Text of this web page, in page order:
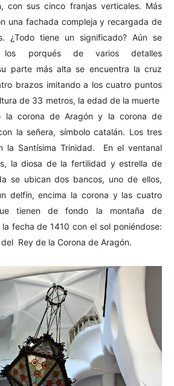
con sus cinco franjas verticales. Más
una fachada compleja y recargada de
¿Todo tiene un significado? Aún se
los porqués de varios detalles
parte más alta se encuentra la cruz
brazos imitando a los cuatro puntos
de 33 metros, la edad de la muerte
la corona de Aragón y la corona de
la señera, símbolo catalán. Los tres
la Santísima Trinidad. En el ventanal
la diosa de la fertilidad y estrella de
se ubican dos bancos, uno de ellos,
delfín, encima la corona y las cuatro
tienen de fondo la montaña de
fecha de 1410 con el sol poniéndose:
Rey de la Corona de Aragón.